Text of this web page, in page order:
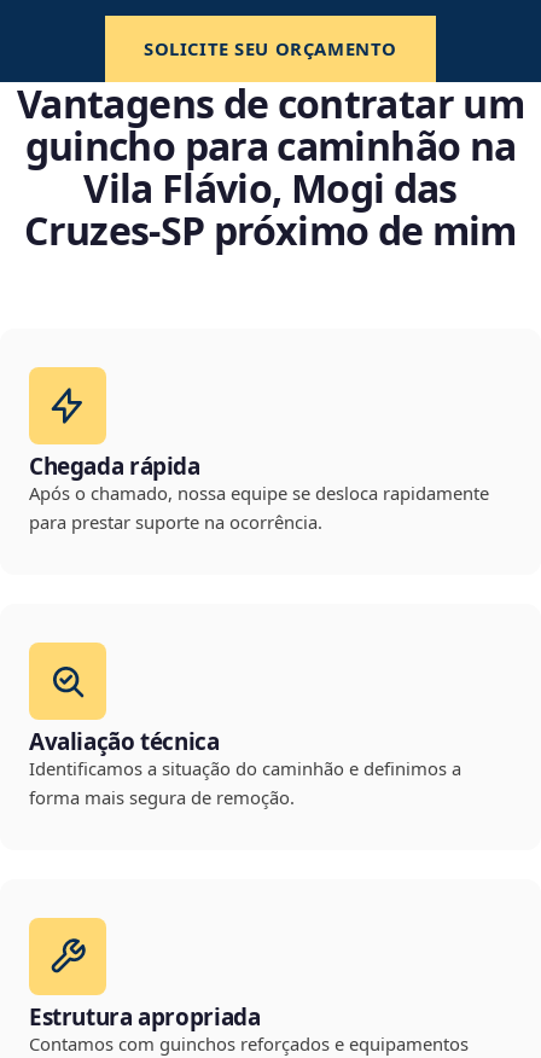
SOLICITE SEU ORÇAMENTO
Vantagens de contratar um
guincho para caminhão na
Vila Flávio, Mogi das
Cruzes‑SP próximo de mim
Chegada rápida
Após o chamado, nossa equipe se desloca rapidamente
para prestar suporte na ocorrência.
Avaliação técnica
Identificamos a situação do caminhão e definimos a
forma mais segura de remoção.
Estrutura apropriada
Contamos com guinchos reforçados e equipamentos